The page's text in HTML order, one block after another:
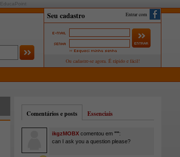
EducaPoint
Entrar com
Comentários e posts Essenciais
ikgzMOBX comentou em "":
can I ask you a question please?